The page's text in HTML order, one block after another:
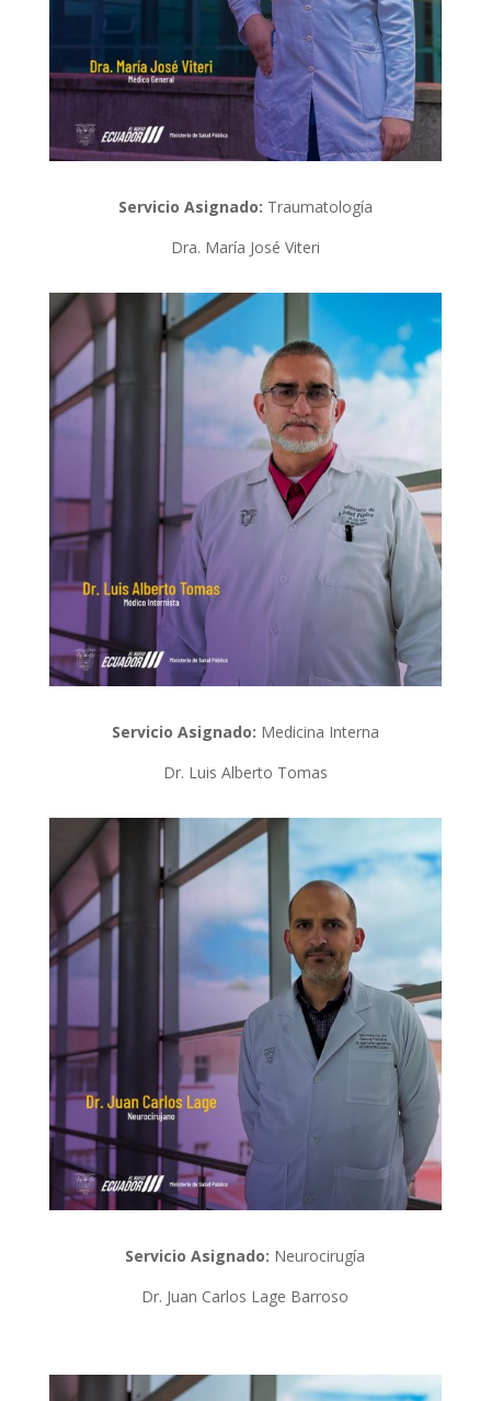
Servicio Asignado: Traumatología
Dra. María José Viteri
Servicio Asignado: Medicina Interna
Dr. Luis Alberto Tomas
Servicio Asignado: Neurocirugía
Dr. Juan Carlos Lage Barroso